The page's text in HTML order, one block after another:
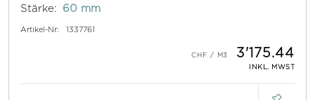
Stärke:
60 mm
Artikel-Nr: 1337761
3'175.44
INKL. MWST